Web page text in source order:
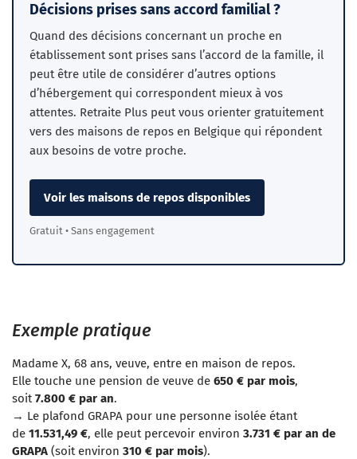
Décisions prises sans accord familial ?
Quand des décisions concernant un proche en
établissement sont prises sans l’accord de la famille, il
peut être utile de considérer d’autres options
d’hébergement qui correspondent mieux à vos
attentes. Retraite Plus peut vous orienter gratuitement
vers des maisons de repos en Belgique qui répondent
aux besoins de votre proche.
Voir les maisons de repos disponibles
Gratuit • Sans engagement
Exemple pratique
Madame X, 68 ans, veuve, entre en maison de repos.
Elle touche une pension de veuve de 650 € par mois,
soit7.800 € par an.
→ Le plafond GRAPA pour une personne isolée étant
de 11.531,49 €, elle peut percevoir environ 3.731 € par an de
GRAPA (soit environ 310 € par mois).